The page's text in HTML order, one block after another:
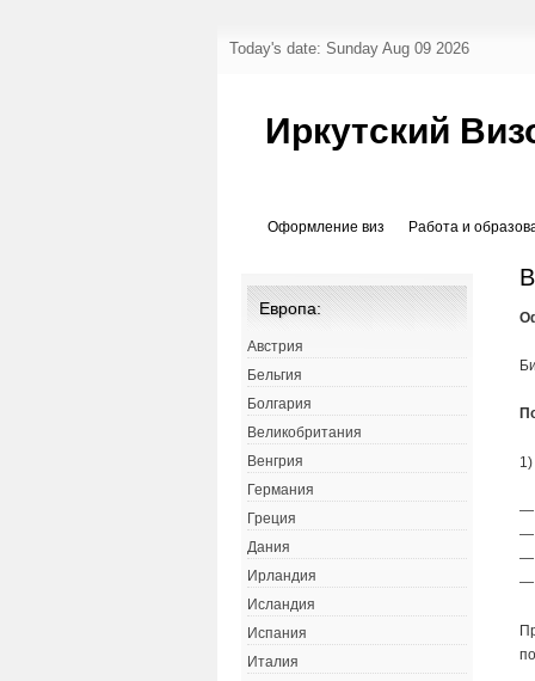
Today's date: Sunday Aug 09 2026
Иркутский
Оформление виз Работа и
—
—
—
—
Европа:
Австрия
Бельгия
Болгария
Великобритания
Венгрия
Германия
Греция
Дания
Ирландия
Исландия
Испания
Италия